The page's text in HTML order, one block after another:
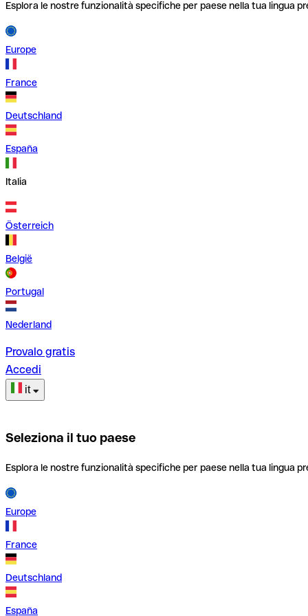
Esplora le nostre funzionalità specifiche per paese nella tua lingua
Europe
France
Deutschland
España
Italia
Österreich
België
Portugal
Nederland
Provalo gratis
Accedi
it
Seleziona il tuo paese
Esplora le nostre funzionalità specifiche per paese nella tua lingua
Europe
France
Deutschland
España